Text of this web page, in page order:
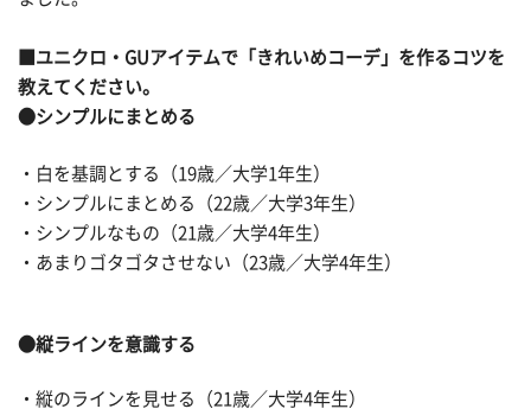
■ユニクロ・GUアイテムで「きれいめコーデ」を作るコツを
教えてください。
●シンプルにまとめる
・白を基調とする（19歳／大学1年生）
・シンプルにまとめる（22歳／大学3年生）
・シンプルなもの（21歳／大学4年生）
・あまりゴタゴタさせない（23歳／大学4年生）
●縦ラインを意識する
・縦のラインを見せる（21歳／大学4年生）